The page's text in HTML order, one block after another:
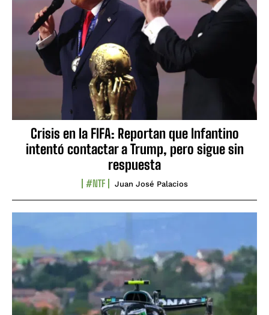
Crisis en la FIFA: Reportan que Infantino
intentó contactar a Trump, pero sigue sin
respuesta
#NTF Juan José Palacios